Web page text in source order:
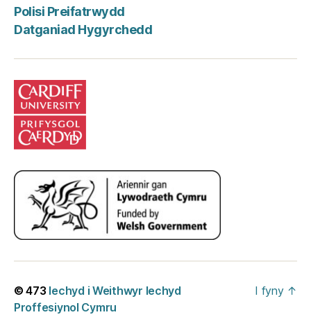
Polisi Preifatrwydd
Datganiad Hygyrchedd
© 473 Iechyd i Weithwyr Iechyd
Proffesiynol Cymru
I fyny ↑